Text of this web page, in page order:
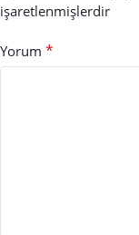
işaretlenmişlerdir
Yorum *